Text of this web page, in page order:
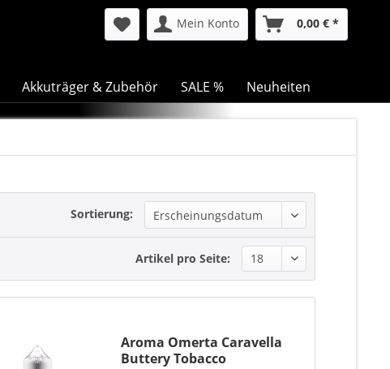
Mein Konto 0,00 € *
Akkuträger & Zubehör SALE % Neuheiten
Sortierung:
Artikel pro Seite:
Aroma Omerta Caravella
Buttery Tobacco